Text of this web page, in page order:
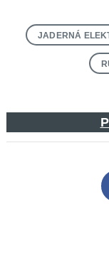
JADERNÁ